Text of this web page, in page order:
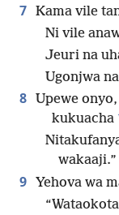
7 Kama vile
Ni vile
Jeuri na
Ugonjwa
8
Upewe
kukuacha
wakaaji.”
9 Yehova wa